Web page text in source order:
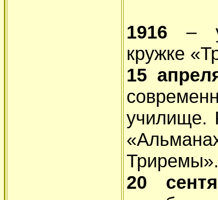
1916 –
кружке
15
училище.
20